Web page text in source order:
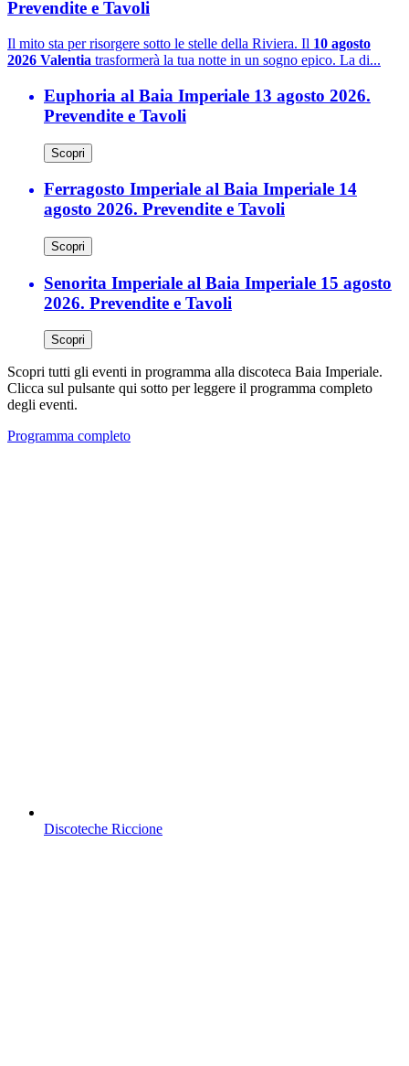
Prevendite e Tavoli
Il mito sta per risorgere sotto le stelle della Riviera. Il 10 agosto
2026 Valentia trasformerà la tua notte in un sogno epico. La di...
Euphoria al Baia Imperiale 13 agosto 2026.
Prevendite e Tavoli
Scopri
Ferragosto Imperiale al Baia Imperiale 14
agosto 2026. Prevendite e Tavoli
Scopri
Senorita Imperiale al Baia Imperiale 15 agosto
2026. Prevendite e Tavoli
Scopri
Scopri tutti gli eventi in programma alla discoteca Baia Imperiale.
Clicca sul pulsante qui sotto per leggere il programma completo
degli eventi.
Programma completo
Discoteche Riccione